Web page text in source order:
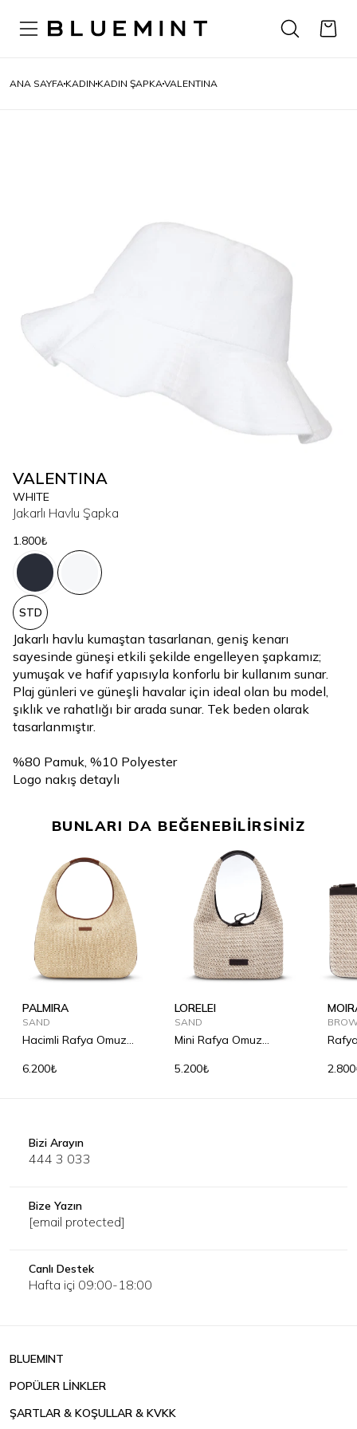
ANA SAYFA KADIN KADIN ŞAPKAVALENTINA
VALENTINA
WHITE
Jakarlı Havlu Şapka
1.800₺
STD
Jakarlı havlu kumaştan tasarlanan, geniş kenarı
sayesinde güneşi etkili şekilde engelleyen şapkamız;
yumuşak ve hafif yapısıyla konforlu bir kullanım sunar.
Plaj günleri ve güneşli havalar için ideal olan bu model,
şıklık ve rahatlığı bir arada sunar. Tek beden olarak
tasarlanmıştır.
%80 Pamuk, %10 Polyester
Logo nakış detaylı
BUNLARI DA BEĞENEBİLİRSİNİZ
PALMIRA
SAND
Hacimli Rafya Omuz
6.200₺
LORELEI
SAND
Mini Rafya Omuz
5.200₺
Bizi Arayın
444 3 033
Bize Yazın
[email protected]
Canlı Destek
Hafta içi 09:00-18:00
BLUEMINT
POPÜLER LİNKLER
ŞARTLAR & KOŞULLAR & KVKK